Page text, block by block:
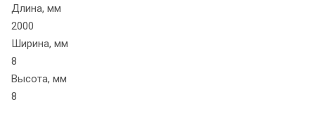
Длина, мм
2000
Ширина, мм
8
Высота, мм
8